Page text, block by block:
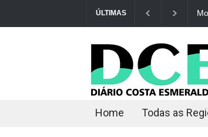
ÚLTIMAS
Home Todas as